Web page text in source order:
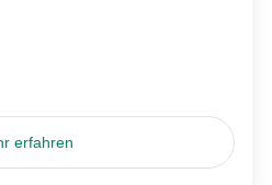
erfahren